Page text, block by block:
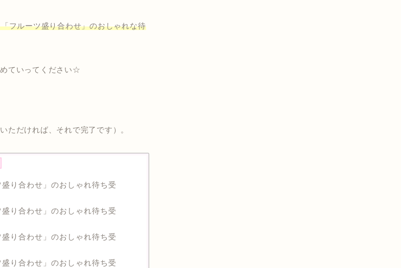
フルーツ盛り合わせ」のおしゃれな待
ていってください☆
ただければ、それで完了です）。
り合わせ」のおしゃれ待ち受
り合わせ」のおしゃれ待ち受
り合わせ」のおしゃれ待ち受
り合わせ」のおしゃれ待ち受